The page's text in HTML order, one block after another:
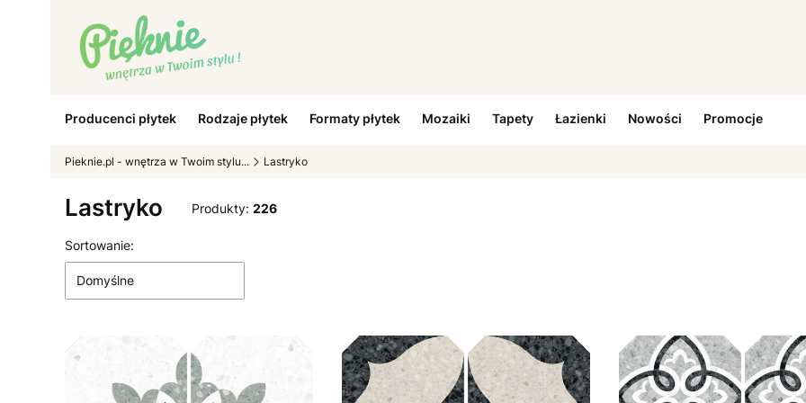
Producenci płytek Rodzaje płytek Formaty płytek Mozaiki Tapety Łazienki Nowości Promocje
Pieknie.pl - wnętrza w Twoim stylu... Lastryko
Lastryko Produkty: 226
Lista produktów
Sortowanie:
Domyślne